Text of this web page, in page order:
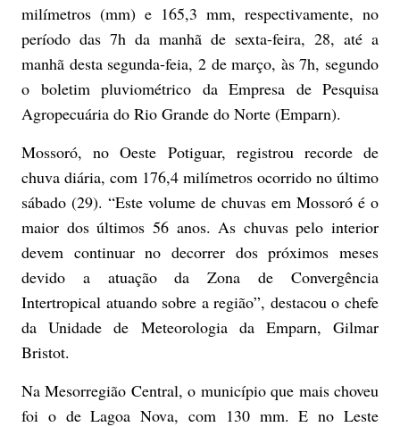
milímetros (mm) e 165,3 mm, respectivamente, no
período das 7h da manhã de sexta-feira, 28, até a
manhã desta segunda-feia, 2 de março, às 7h, segundo
o boletim pluviométrico da Empresa de Pesquisa
Agropecuária do Rio Grande do Norte (Emparn).
Mossoró, no Oeste Potiguar, registrou recorde de
chuva diária, com 176,4 milímetros ocorrido no último
sábado (29). “Este volume de chuvas em Mossoró é o
maior dos últimos 56 anos. As chuvas pelo interior
devem continuar no decorrer dos próximos meses
devido a atuação da Zona de Convergência
Intertropical atuando sobre a região”, destacou o chefe
da Unidade de Meteorologia da Emparn, Gilmar
Bristot.
Na Mesorregião Central, o município que mais choveu
foi o de Lagoa Nova, com 130 mm. E no Leste